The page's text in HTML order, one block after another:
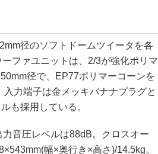
径のソフトドームツイータを各
ファユニットは、2/3が強化ポリマ
径で、EP77ポリマーコーンを
力端子は金メッキバナナプラグと
も採用している。
音圧レベルは88dB。クロスオー
幅×奥行き×高さ)/14.5kg。